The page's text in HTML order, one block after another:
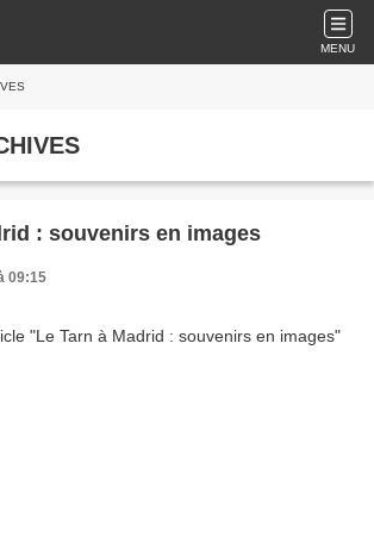
MENU
: souvenirs en images
09:15